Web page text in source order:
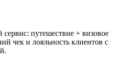
путешествие + визовое
чек и лояльность клиентов с